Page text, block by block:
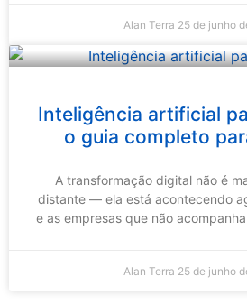
Alan Terra 25 de junho
Inteligência artificial
o guia completo
A transformação digital não é
distante — ela está acontecendo
e as empresas que não
Alan Terra 25 de junho